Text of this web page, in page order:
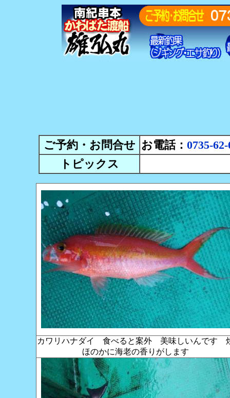
ご予約・お問合せ お電話： 0735-
トピックス
カワリハナダイ 食べると案外 美味しいんです
ほのかに海老の香りがします